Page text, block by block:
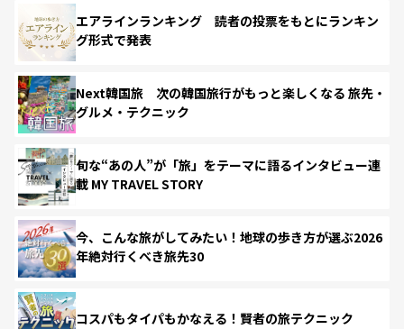
エアラインランキング 読者の投票をもとにランキン
グ形式で発表
Next韓国旅 次の韓国旅行がもっと楽しくなる 旅先・
グルメ・テクニック
旬な“あの人”が「旅」をテーマに語るインタビュー連
載 MY TRAVEL STORY
今、こんな旅がしてみたい！地球の歩き方が選ぶ2026
年絶対行くべき旅先30
コスパもタイパもかなえる！賢者の旅テクニック